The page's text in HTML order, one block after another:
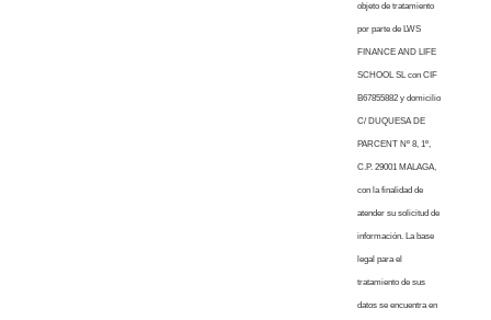
objeto de tratamiento
por parte de LWS
FINANCE AND LIFE
SCHOOL SL con CIF
B67855882 y domicilio
C/ DUQUESA DE
PARCENT Nº 8, 1º,
C.P. 29001 MALAGA,
con la finalidad de
atender su solicitud de
información. La base
legal para el
tratamiento de sus
datos se encuentra en